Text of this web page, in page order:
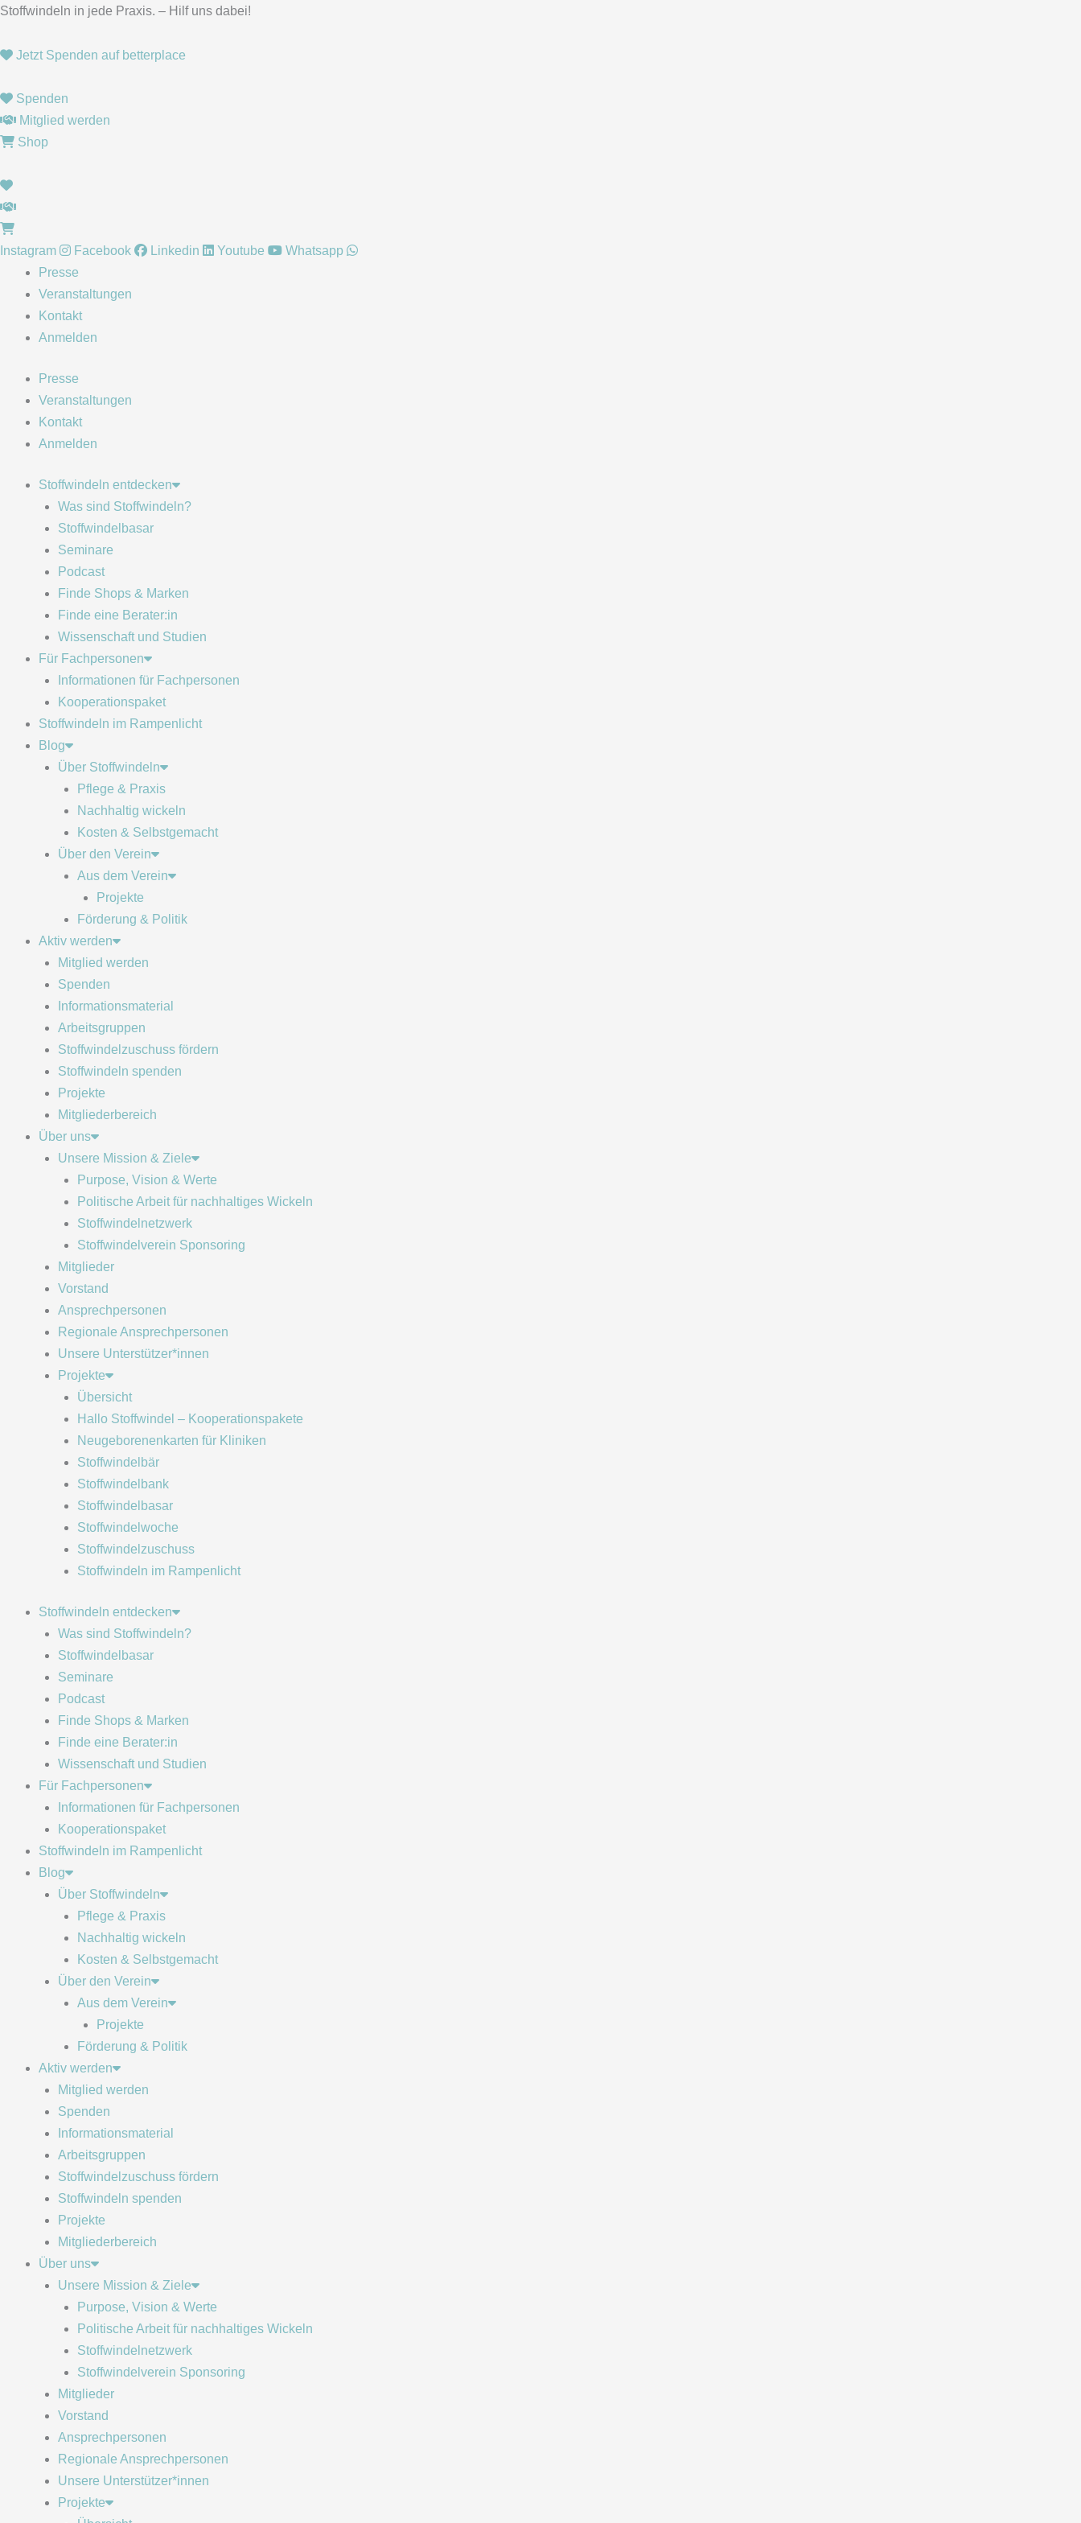
Zum
springen
Stoffwindeln in jede Praxis. – Hilf uns dabei!
Jetzt Spenden auf betterplace
Spenden
Mitglied werden
Shop
Instagram Facebook Linkedin Youtube
Whatsapp
Presse
Veranstaltungen
Kontakt
Anmelden
Presse
Veranstaltungen
Kontakt
Anmelden
Stoffwindeln entdecken
Was sind Stoffwindeln?
Stoffwindelbasar
Seminare
Podcast
Finde Shops & Marken
Finde eine Berater:in
Wissenschaft und Studien
Für Fachpersonen
Informationen für Fachpersonen
Kooperationspaket
Stoffwindeln im Rampenlicht
Blog
Über Stoffwindeln
Pflege & Praxis
Nachhaltig wickeln
Kosten & Selbstgemacht
Über den Verein
Aus dem Verein
Projekte
Förderung & Politik
Aktiv werden
Mitglied werden
Spenden
Informationsmaterial
Arbeitsgruppen
Stoffwindelzuschuss fördern
Stoffwindeln spenden
Projekte
Mitgliederbereich
Über uns
Unsere Mission & Ziele
Purpose, Vision & Werte
Politische Arbeit für nachhaltiges Wickeln
Stoffwindelnetzwerk
Stoffwindelverein Sponsoring
Mitglieder
Vorstand
Ansprechpersonen
Regionale Ansprechpersonen
Unsere Unterstützer*innen
Projekte
Übersicht
Hallo Stoffwindel – Kooperationspakete
Neugeborenenkarten für Kliniken
Stoffwindelbär
Stoffwindelbank
Stoffwindelbasar
Stoffwindelwoche
Stoffwindelzuschuss
Stoffwindeln im Rampenlicht
Stoffwindeln entdecken
Was sind Stoffwindeln?
Stoffwindelbasar
Seminare
Podcast
Finde Shops & Marken
Finde eine Berater:in
Wissenschaft und Studien
Für Fachpersonen
Informationen für Fachpersonen
Kooperationspaket
Stoffwindeln im Rampenlicht
Blog
Über Stoffwindeln
Pflege & Praxis
Nachhaltig wickeln
Kosten & Selbstgemacht
Über den Verein
Aus dem Verein
Projekte
Förderung & Politik
Aktiv werden
Mitglied werden
Spenden
Informationsmaterial
Arbeitsgruppen
Stoffwindelzuschuss fördern
Stoffwindeln spenden
Projekte
Mitgliederbereich
Über uns
Unsere Mission & Ziele
Purpose, Vision & Werte
Politische Arbeit für nachhaltiges Wickeln
Stoffwindelnetzwerk
Stoffwindelverein Sponsoring
Mitglieder
Vorstand
Ansprechpersonen
Regionale Ansprechpersonen
Unsere Unterstützer*innen
Projekte